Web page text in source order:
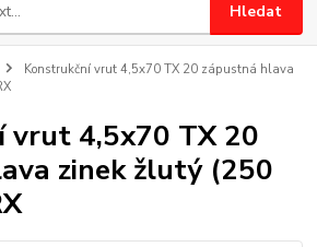
Hledat
Konstrukční vrut 4,5x70 TX 20 zápustná hlava
vrut 4,5x70 TX 20
zinek žlutý (250